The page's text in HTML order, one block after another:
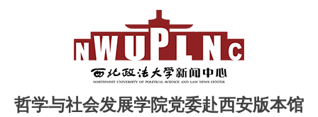
哲学与社会发展学院党委赴西安版本馆